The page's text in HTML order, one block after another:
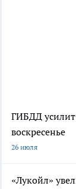
ГИБДД усилит
воскресенье
26 июля
«Лукойл»